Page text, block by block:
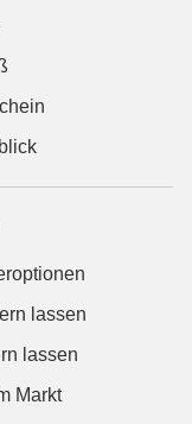
lassen
lassen
Markt